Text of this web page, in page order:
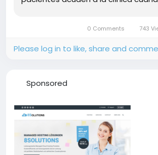
ello es necesario...0 Comments 743
Please log in to like, share and
Sponsored